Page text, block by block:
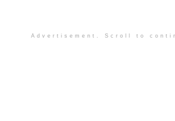
Advertisement. Scroll to